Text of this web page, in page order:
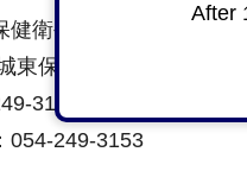
After
衛生医療部保健所保健
東保健福祉エリア 保健
3177
054-249-3153